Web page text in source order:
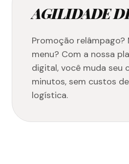
AGILIDADE
Promoção relâmpago?
menu? Com a nossa
digital, você muda seu
minutos, sem custos
logística.